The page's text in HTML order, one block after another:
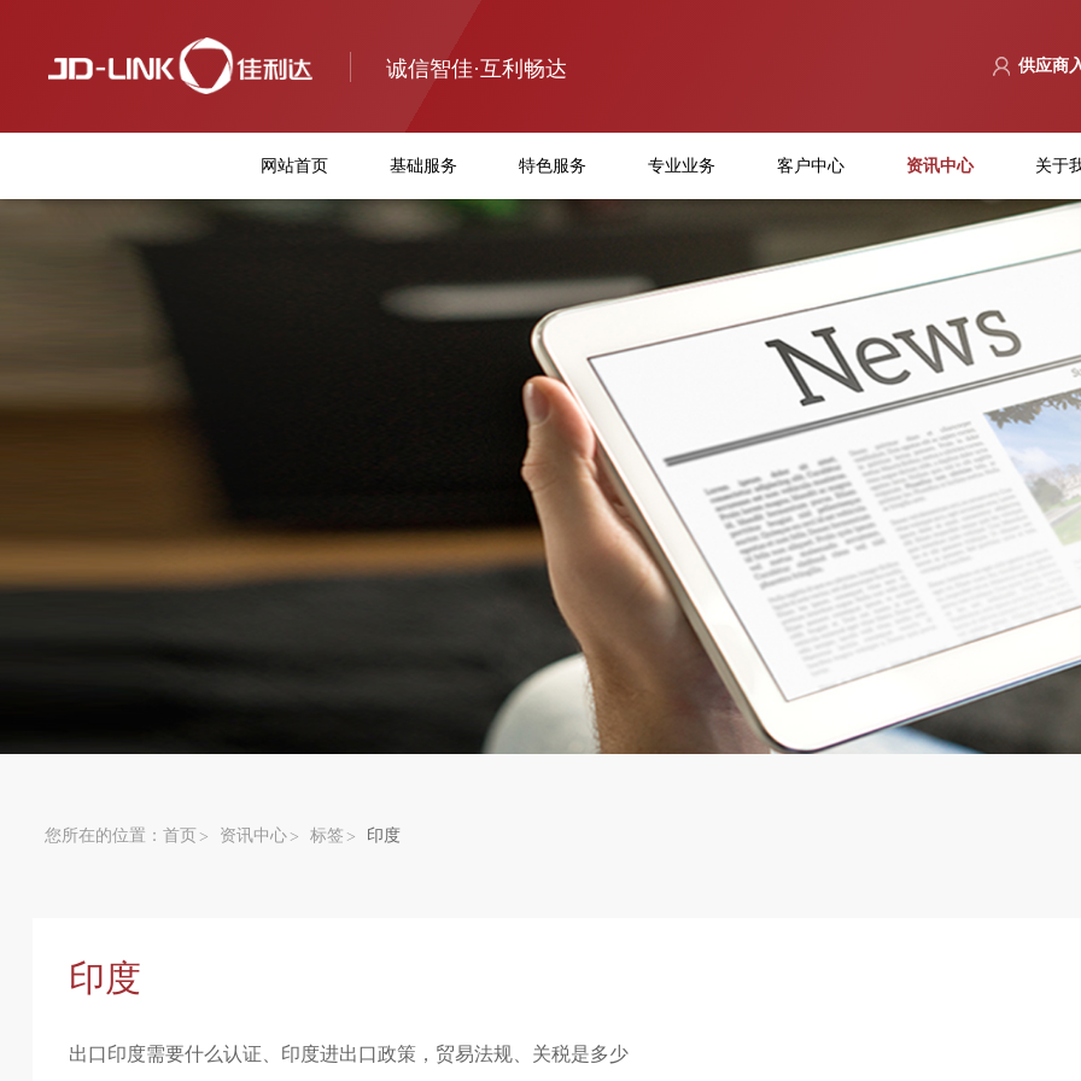
诚信智佳·互利畅达 供应商
网站首页 基础服务 特色服务 专业业务 客户中心 资讯中心 关于
您所在的位置： 首页 资讯中心 标签 印度
印度
出口印度需要什么认证、印度进出口政策，贸易法规、关税是多少